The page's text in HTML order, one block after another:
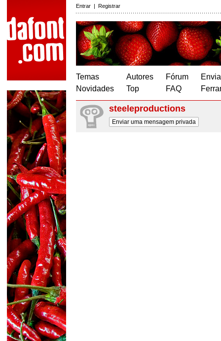
Entrar | Registrar
Temas
Novidades
Autores
Top
Fórum
FAQ
steeleproductions
Enviar uma mensagem privada